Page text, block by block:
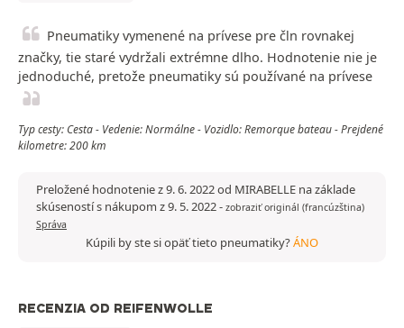
Pneumatiky vymenené na prívese pre čln rovnakej
značky, tie staré vydržali extrémne dlho. Hodnotenie nie je
jednoduché, pretože pneumatiky sú používané na prívese
Typ cesty: Cesta - Vedenie: Normálne - Vozidlo: Remorque bateau - Prejdené
kilometre: 200 km
Preložené hodnotenie z 9. 6. 2022 od MIRABELLE na základe
skúseností s nákupom z 9. 5. 2022- zobraziť originál (francúzština)
Správa
Kúpili by ste si opäť tieto pneumatiky?ÁNO
RECENZIA OD REIFENWOLLE